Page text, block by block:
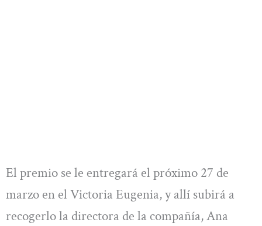
El premio se le entregará el próximo 27 de
marzo en el Victoria Eugenia, y allí subirá a
recogerlo la directora de la compañía, Ana